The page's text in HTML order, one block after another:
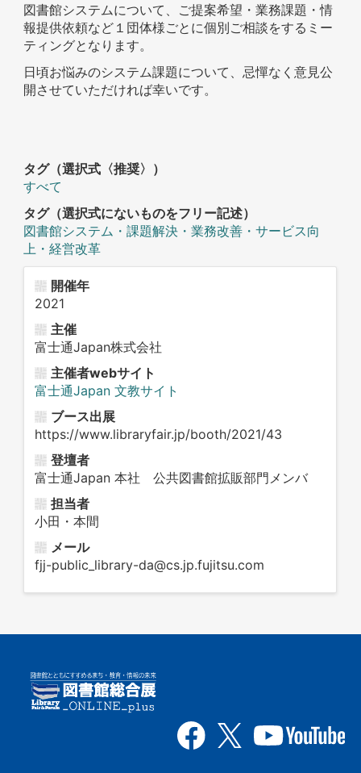
図書館システムについて、ご提案希望・業務課題・情
報提供依頼など１団体様ごとに個別ご相談をするミー
ティングとなります。
日頃お悩みのシステム課題について、忌憚なく意見公
開させていただければ幸いです。
タグ（選択式〈推奨〉）
すべて
タグ（選択式にないものをフリー記述）
図書館システム・課題解決・業務改善・サービス向
上・経営改革
開催年
2021
主催
富士通Japan株式会社
主催者webサイト
富士通Japan 文教サイト
ブース出展
https://www.libraryfair.jp/booth/2021/43
登壇者
富士通Japan 本社 公共図書館拡販部門メンバ
担当者
小田・本間
メール
fjj-public_library-da@cs.jp.fujitsu.com